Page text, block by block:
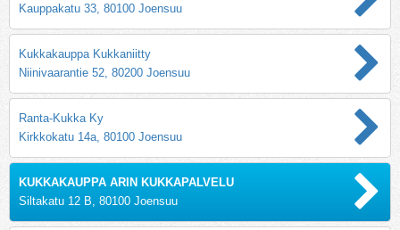
Kauppakatu 33, 80100 Joensuu
Kukkakauppa Kukkaniitty
Niinivaarantie 52, 80200 Joensuu
Ranta-Kukka Ky
Kirkkokatu 14a, 80100 Joensuu
KUKKAKAUPPA ARIN KUKKAPALVELU
Siltakatu 12 B, 80100 Joensuu